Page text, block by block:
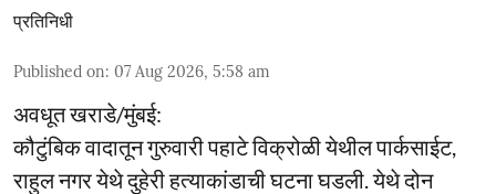
प्रतिनिधी
Published on: 07 Aug 2026, 5:58 am
अवधूत खराडे/मुंबई:
कौटुंबिक वादातून गुरुवारी पहाटे विक्रोळी येथील पार्कसाईट,
राहुल नगर येथे दुहेरी हत्याकांडाची घटना घडली. येथे दोन